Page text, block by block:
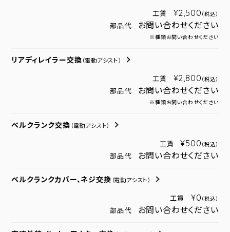
工賃 ¥2,500 （税込）
部品代 お問い合わせください
※種類お問い合わせください
リアディレイラー交換 （電動アシスト）
工賃 ¥2,800 （税込）
部品代 お問い合わせください
※種類お問い合わせください
ベルクランク交換 （電動アシスト）
工賃 ¥500 （税込）
部品代 お問い合わせください
ベルクランクカバー、ネジ交換 （電動アシスト）
工賃 ¥0 （税込）
部品代 お問い合わせください